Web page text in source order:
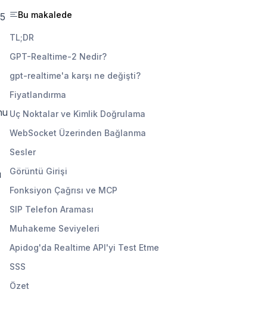
Bu makalede
TL;DR
GPT-Realtime-2 Nedir?
gpt-realtime'a karşı ne değişti?
Fiyatlandırma
Uç Noktalar ve Kimlik Doğrulama
WebSocket Üzerinden Bağlanma
Sesler
Görüntü Girişi
Fonksiyon Çağrısı ve MCP
SIP Telefon Araması
Muhakeme Seviyeleri
Apidog'da Realtime API'yi Test Etme
SSS
Özet